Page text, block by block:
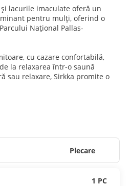
lacurile imaculate oferă un
pentru mulți, oferind o
Național Pallas-
cu cazare confortabilă,
la relaxarea într-o saună
sau relaxare, Sirkka promite o
Plecare
1 PC